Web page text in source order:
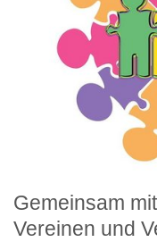
Gemeinsam
Vereinen und